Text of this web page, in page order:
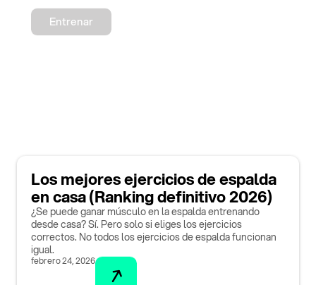
Entrenar
Los mejores ejercicios de espalda
en casa (Ranking definitivo 2026)
¿Se puede ganar músculo en la espalda entrenando
desde casa? Sí. Pero solo si eliges los ejercicios
correctos. No todos los ejercicios de espalda funcionan
igual.
febrero 24, 2026